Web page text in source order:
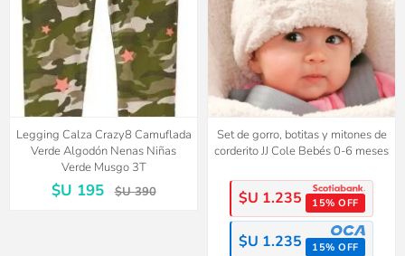
Legging Calza Crazy8 Camuflada
Verde Algodón Nenas Niñas
Verde Musgo 3T
$U 195 $U 390
Set de gorro, botitas y mitones de
corderito JJ Cole Bebés 0-6 meses
$U 1.235 15% OFF
$U 1.235 15% OFF